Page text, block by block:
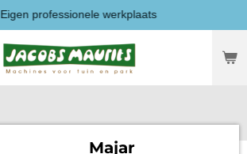
Eigen professionele werkplaats
Majar